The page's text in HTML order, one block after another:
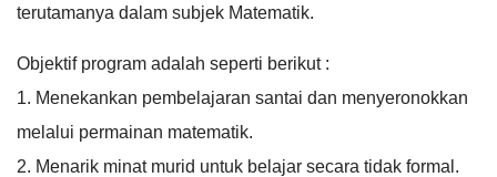
terutamanya dalam subjek Matematik.
Objektif program adalah seperti berikut :
1. Menekankan pembelajaran santai dan menyeronokkan
melalui permainan matematik.
2. Menarik minat murid untuk belajar secara tidak formal.